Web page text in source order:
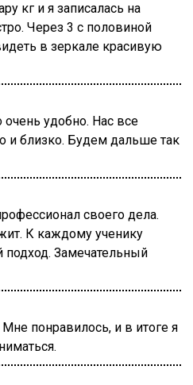
кг и я записалась на
Через 3 с половиной
в зеркале красивую
очень удобно. Нас все
и близко. Будем дальше так
своего дела.
К каждому ученику
подход. Замечательный
понравилось, и в итоге я